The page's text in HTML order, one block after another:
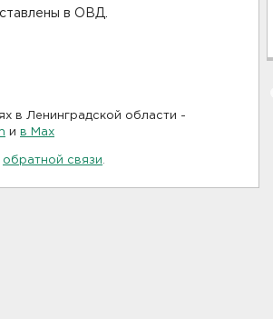
в ОВД.
в Ленинградской области -
и в Maх
обратной связи